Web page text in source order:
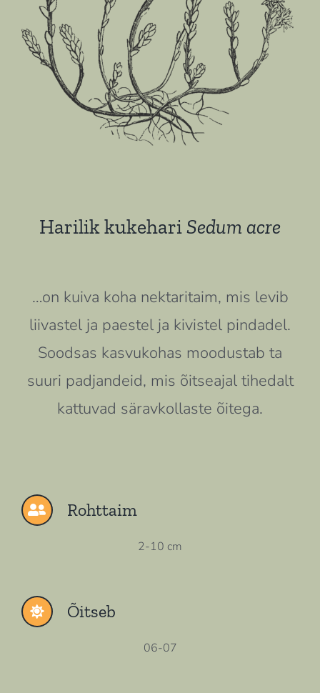
Harilik kukehariSedum acre
…on kuiva koha nektaritaim, mis levib
liivastel ja paestel ja kivistel pindadel.
Soodsas kasvukohas moodustab ta
suuri padjandeid, mis õitseajal tihedalt
kattuvad säravkollaste õitega.
Rohttaim
2-10 cm
Õitseb
06-07